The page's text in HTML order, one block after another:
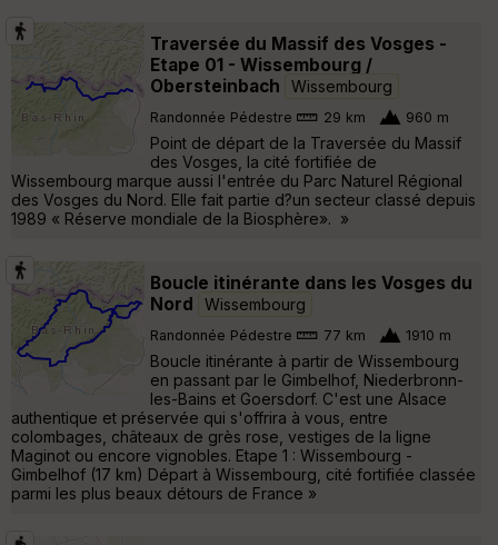
Traversée du Massif des Vosges -
Etape 01 - Wissembourg /
Obersteinbach
Wissembourg
Randonnée Pédestre 29 km 960 m
Point de départ de la Traversée du Massif
des Vosges, la cité fortifiée de
Wissembourg marque aussi l'entrée du Parc Naturel Régional
des Vosges du Nord. Elle fait partie d?un secteur classé depuis
1989 « Réserve mondiale de la Biosphère». »
Boucle itinérante dans les Vosges du
Nord
Wissembourg
Randonnée Pédestre 77 km 1910 m
Boucle itinérante à partir de Wissembourg
en passant par le Gimbelhof, Niederbronn-
les-Bains et Goersdorf. C'est une Alsace
authentique et préservée qui s'offrira à vous, entre
colombages, châteaux de grès rose, vestiges de la ligne
Maginot ou encore vignobles. Etape 1 : Wissembourg -
Gimbelhof (17 km) Départ à Wissembourg, cité fortifiée classée
parmi les plus beaux détours de France »